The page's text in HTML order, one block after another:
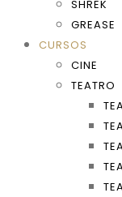
SHREK
GREASE
CURSOS
CINE
TEATRO